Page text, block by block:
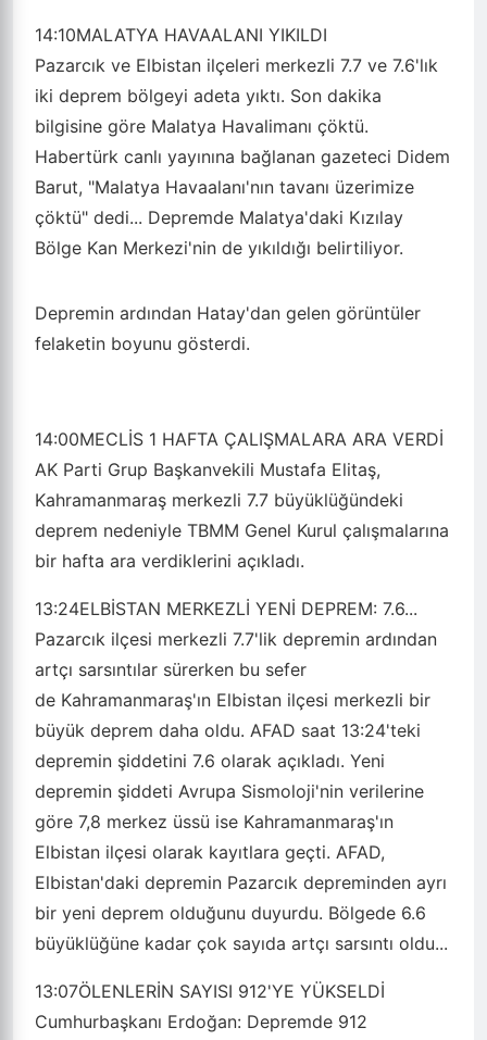
14:10MALATYA HAVAALANI YIKILDI
Pazarcık ve Elbistan ilçeleri merkezli 7.7 ve 7.6'lık
iki deprem bölgeyi adeta yıktı. Son dakika
bilgisine göre Malatya Havalimanı çöktü.
Habertürk canlı yayınına bağlanan gazeteci Didem
Barut, "Malatya Havaalanı'nın tavanı üzerimize
çöktü" dedi... Depremde Malatya'daki Kızılay
Bölge Kan Merkezi'nin de yıkıldığı belirtiliyor.
Depremin ardından Hatay'dan gelen görüntüler
felaketin boyunu gösterdi.
14:00MECLİS 1 HAFTA ÇALIŞMALARA ARA VERDİ
AK Parti Grup Başkanvekili Mustafa Elitaş,
Kahramanmaraş merkezli 7.7 büyüklüğündeki
deprem nedeniyle TBMM Genel Kurul çalışmalarına
bir hafta ara verdiklerini açıkladı.
13:24ELBİSTAN MERKEZLİ YENİ DEPREM: 7.6...
Pazarcık ilçesi merkezli 7.7'lik depremin ardından
artçı sarsıntılar sürerken bu sefer
de Kahramanmaraş'ın Elbistan ilçesi merkezli bir
büyük deprem daha oldu. AFAD saat 13:24'teki
depremin şiddetini 7.6 olarak açıkladı. Yeni
depremin şiddeti Avrupa Sismoloji'nin verilerine
göre 7,8 merkez üssü ise Kahramanmaraş'ın
Elbistan ilçesi olarak kayıtlara geçti. AFAD,
Elbistan'daki depremin Pazarcık depreminden ayrı
bir yeni deprem olduğunu duyurdu. Bölgede 6.6
büyüklüğüne kadar çok sayıda artçı sarsıntı oldu...
13:07ÖLENLERİN SAYISI 912'YE YÜKSELDİ
Cumhurbaşkanı Erdoğan: Depremde 912